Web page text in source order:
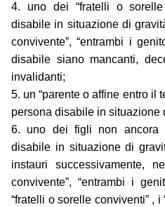
4. uno dei “fratelli o sorelle
disabile in situazione di
convivente”, “entrambi i
disabile siano mancanti,
invalidanti;
5. un “parente o affine entro il
persona disabile in situazione
6. uno dei figli non ancora
disabile in situazione di
instauri successivamente,
convivente”, “entrambi i
“fratelli o sorelle conviventi” ,